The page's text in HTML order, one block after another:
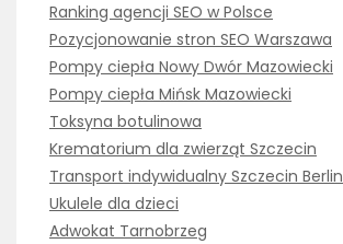
Ranking agencji SEO w Polsce
Pozycjonowanie stron SEO Warszawa
Pompy ciepła Nowy Dwór Mazowiecki
Pompy ciepła Mińsk Mazowiecki
Toksyna botulinowa
Krematorium dla zwierząt Szczecin
Transport indywidualny Szczecin Berlin
Ukulele dla dzieci
Adwokat Tarnobrzeg